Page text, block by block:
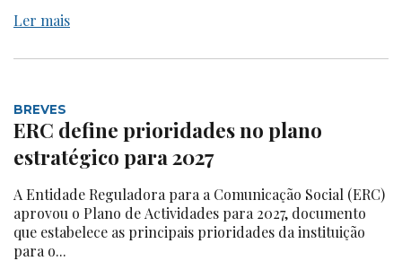
Ler mais
BREVES
ERC define prioridades no plano
estratégico para 2027
A Entidade Reguladora para a Comunicação Social (ERC)
aprovou o Plano de Actividades para 2027, documento
que estabelece as principais prioridades da instituição
para o...